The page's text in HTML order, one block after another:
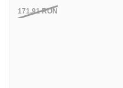
171,91RON